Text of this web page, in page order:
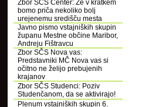
Zbor SČS Center: Že v kratkem
bomo priča nekoliko bolj
urejenemu središču mesta
Javno pismo vstajniških skupin
županu Mestne občine Maribor,
Andreju Fištravcu
Zbor SČS Nova vas:
Predstavniki MČ Nova vas si
očitno ne želijo prebujenih
krajanov
Zbor SČS Studenci: Poziv
Studenčanom, da se aktivirajo!
Plenum vstajniških skupin 6.